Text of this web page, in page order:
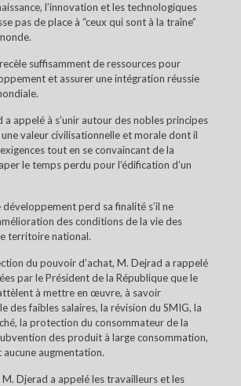
l’innovation et les technologiques
pas de place à “ceux qui sont à la traîne”
suffisamment de ressources pour
et assurer une intégration réussie
a appelé à s’unir autour des nobles principes
valeur civilisationnelle et morale dont il
tout en se convaincant de la
le temps perdu pour l’édification d’un
perd sa finalité s’il ne
des conditions de la vie des
territoire national.
du pouvoir d’achat, M. Dejrad a rappelé
par le Président de la République que le
à mettre en œuvre, à savoir
des faibles salaires, la révision du SMIG, la
la protection du consommateur de la
des produit à large consommation,
augmentation.
Djerad a appelé les travailleurs et les